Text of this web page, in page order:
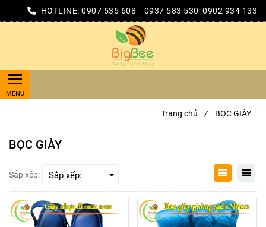
HOTLINE: 0907 535 608 _ 0937 583 530_0902 934 133
Trang chủ / BỌC GIÀY
BỌC GIÀY
Sắp xếp: